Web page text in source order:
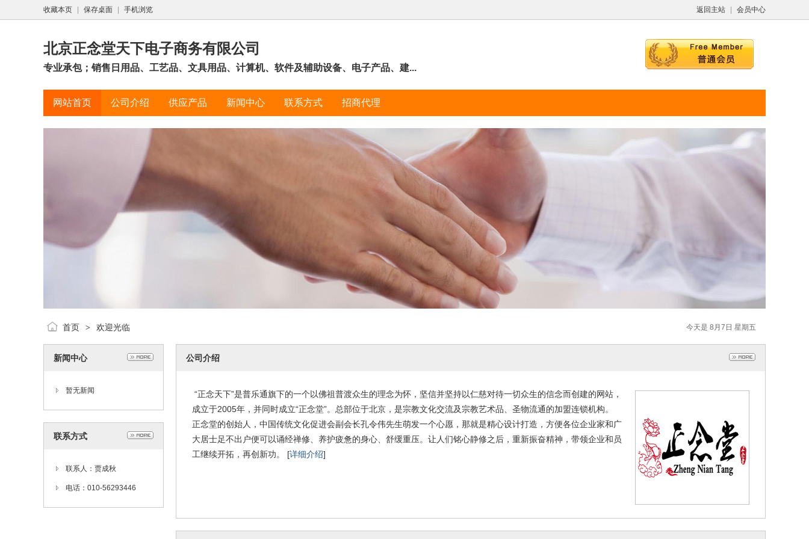
返回主站 会员中心
收藏本页 保存桌面 手机浏览
北京正念堂天下电子商务有限公司
专业承包；销售日用品、工艺品、文具用品、计算机、软件及辅助设备、电子产品、建...
网站首页 公司介绍 供应产品 新闻中心 联系方式 招商代理
今天是 8月7日 星期五
首页 > 欢迎光临
新闻中心
暂无新闻
联系方式
联系人：贾成秋
电话：010-56293446
公司介绍
“正念天下”是普乐通旗下的一个以佛祖普渡众生的理念为怀，坚信并坚持以仁慈对待一切众生的信念而创建的网站，
成立于2005年，并同时成立“正念堂”。总部位于北京，是宗教文化交流及宗教艺术品、圣物流通的加盟连锁机构。
正念堂的创始人，中国传统文化促进会副会长孔令伟先生萌发一个心愿，那就是精心设计打造，方便各位企业家和广
大居士足不出户便可以诵经禅修、养护疲惫的身心、舒缓重压。让人们铭心静修之后，重新振奋精神，带领企业和员
工继续开拓，再创新功。 [详细介绍]